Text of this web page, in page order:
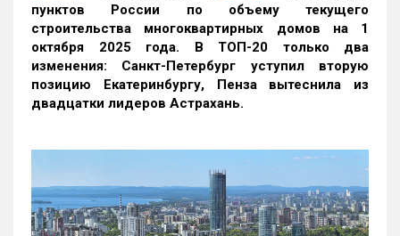
пунктов России по объему текущего
строительства многоквартирных домов на 1
октября 2025 года. В ТОП-20 только два
изменения: Санкт-Петербург уступил вторую
позицию Екатеринбургу, Пенза вытеснила из
двадцатки лидеров Астрахань.